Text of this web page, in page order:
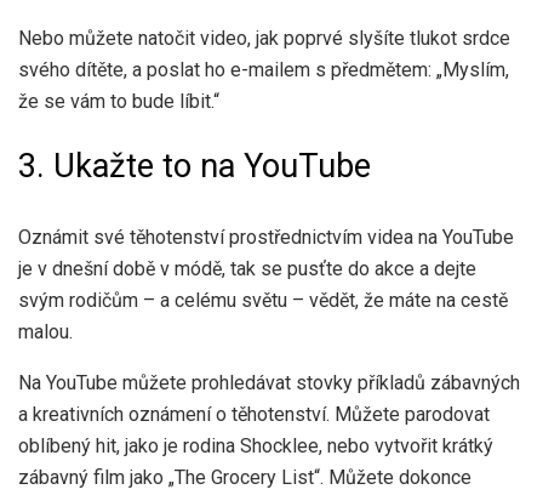
Nebo můžete natočit video, jak poprvé slyšíte tlukot srdce
svého dítěte, a poslat ho e-mailem s předmětem: „Myslím,
že se vám to bude líbit.“
3. Ukažte to na YouTube
Oznámit své těhotenství prostřednictvím videa na YouTube
je v dnešní době v módě, tak se pusťte do akce a dejte
svým rodičům – a celému světu – vědět, že máte na cestě
malou.
Na YouTube můžete prohledávat stovky příkladů zábavných
a kreativních oznámení o těhotenství. Můžete parodovat
oblíbený hit, jako je rodina Shocklee, nebo vytvořit krátký
zábavný film jako „The Grocery List“. Můžete dokonce